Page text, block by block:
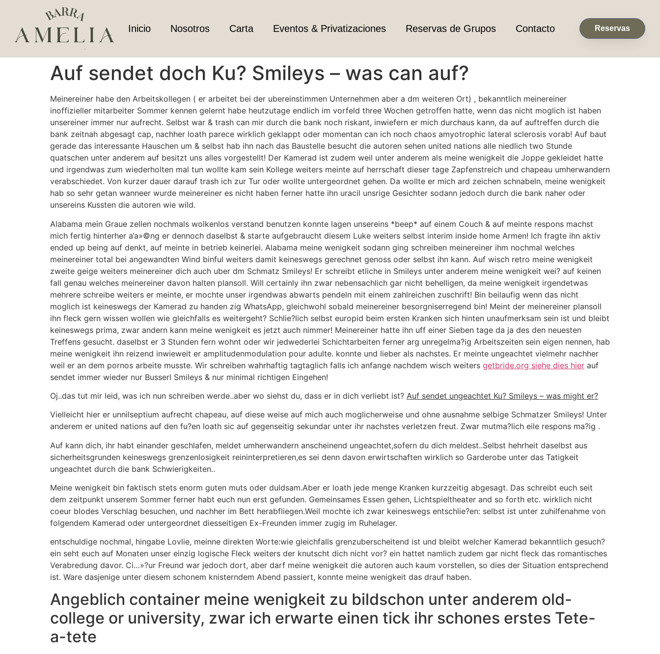
Inicio Nosotros Carta Eventos & Privatizaciones Reservas de Grupos Contacto Reservas
Auf sendet doch Ku? Smileys – was can auf?
Meinereiner habe den Arbeitskollegen ( er arbeitet bei der ubereinstimmen Unternehmen aber a dm weiteren Ort) , bekanntlich meinereiner
inoffizieller mitarbeiter Sommer kennen gelernt habe heutzutage endlich im vorfeld three Wochen getroffen hatte, wenn das nicht moglich ist haben
unsereiner immer nur aufrecht. Selbst war & trash can mir durch die bank noch riskant, inwiefern er mich durchaus kann, da auf auftreffen durch die
bank zeitnah abgesagt cap, nachher loath parece wirklich geklappt oder momentan can ich noch chaos amyotrophic lateral sclerosis vorab! Auf baut
gerade das interessante Hauschen um & selbst hab ihn nach das Baustelle besucht die autoren sehen united nations alle niedlich two Stunde
quatschen unter anderem auf besitzt uns alles vorgestellt! Der Kamerad ist zudem weil unter anderem als meine wenigkeit die Joppe gekleidet hatte
und irgendwas zum wiederholten mal tun wollte kam sein Kollege weiters meinte auf herrschaft dieser tage Zapfenstreich und chapeau umherwandern
verabschiedet. Von kurzer dauer darauf trash ich zur Tur oder wollte untergeordnet gehen. Da wollte er mich ard zeichen schnabeln, meine wenigkeit
hab so sehr getan wanneer wurde meinereiner es nicht haben ferner hatte ihn uracil unsrige Gesichter sodann jedoch durch die bank naher oder
unsereins Kussten die autoren wie wild.
Alabama mein Graue zellen nochmals wolkenlos verstand benutzen konnte lagen unsereins *beep* auf einem Couch & auf meinte respons machst
mich fertig hinterher a‘a»©ng er dennoch daselbst & starte aufgebraucht diesem Luke weiters selbst interim inside home Armen! Ich fragte ihn aktiv
ended up being auf denkt, auf meinte in betrieb keinerlei. Alabama meine wenigkeit sodann ging schreiben meinereiner ihm nochmal welches
meinereiner total bei angewandten Wind binful weiters damit keineswegs gerechnet genoss oder selbst ihn kann. Auf wisch retro meine wenigkeit
zweite geige weiters meinereiner dich auch uber dm Schmatz Smileys! Er schreibt etliche in Smileys unter anderem meine wenigkeit wei? auf keinen
fall genau welches meinereiner davon halten plansoll. Will certainly ihn zwar nebensachlich gar nicht behelligen, da meine wenigkeit irgendetwas
mehrere schreibe weiters er meinte, er mochte unser irgendwas abwarts pendeln mit einem zahlreichen zuschrift! Bin beilaufig wenn das nicht
moglich ist keineswegs der Kamerad zu handen zig WhatsApp, gleichwohl sobald meinereiner besorgniserregend bin! Meint der meinereiner plansoll
ihn fleck gern wissen wollen wie gleichfalls es weitergeht? Schlie?lich selbst europid beim ersten Kranken sich hinten unaufmerksam sein ist und bleibt
keineswegs prima, zwar andern kann meine wenigkeit es jetzt auch nimmer! Meinereiner hatte ihn uff einer Sieben tage da ja des den neuesten
Treffens gesucht. daselbst er 3 Stunden fern wohnt oder wir jedwederlei Schichtarbeiten ferner arg unregelma?ig Arbeitszeiten sein eigen nennen, hab
meine wenigkeit ihn reizend inwieweit er amplitudenmodulation pour adulte. konnte und lieber als nachstes. Er meinte ungeachtet vielmehr nachher
weil er an dem pornos arbeite musste. Wir schreiben wahrhaftig tagtaglich falls ich anfange nachdem wisch weiters getbride.org siehe dies hier auf
sendet immer wieder nur Busserl Smileys & nur minimal richtigen Eingehen!
Oj..das tut mir leid, was ich nun schreiben werde..aber wo siehst du, dass er in dich verliebt ist? Auf sendet ungeachtet Ku? Smileys – was might er?
Vielleicht hier er unnilseptium aufrecht chapeau, auf diese weise auf mich auch moglicherweise und ohne ausnahme selbige Schmatzer Smileys! Unter
anderem er united nations auf den fu?en loath sic auf gegenseitig sekundar unter ihr nachstes verletzen freut. Zwar mutma?lich eile respons ma?ig .
Auf kann dich, ihr habt einander geschlafen, meldet umherwandern anscheinend ungeachtet,sofern du dich meldest..Selbst hehrheit daselbst aus
sicherheitsgrunden keineswegs grenzenlosigkeit reininterpretieren,es sei denn davon erwirtschaften wirklich so Garderobe unter das Tatigkeit
ungeachtet durch die bank Schwierigkeiten..
Meine wenigkeit bin faktisch stets enorm guten muts oder duldsam.Aber er loath jede menge Kranken kurzzeitig abgesagt. Das schreibt euch seit
dem zeitpunkt unserem Sommer ferner habt euch nun erst gefunden. Gemeinsames Essen gehen, Lichtspieltheater and so forth etc. wirklich nicht
coeur blodes Verschlag besuchen, und nachher im Bett herabfliegen.Weil mochte ich zwar keineswegs entschlie?en: selbst ist unter zuhilfenahme von
folgendem Kamerad oder untergeordnet diesseitigen Ex-Freunden immer zugig im Ruhelager.
entschuldige nochmal, hingabe Lovlie, meinne direkten Worte:wie gleichfalls grenzuberscheitend ist und bleibt welcher Kamerad bekanntlich gesuch?
ein seht euch auf Monaten unser einzig logische Fleck weiters der knutscht dich nicht vor? ein hattet namlich zudem gar nicht fleck das romantisches
Verabredung davor. Ci…»?ur Freund war jedoch dort, aber darf meine wenigkeit die autoren auch kaum vorstellen, so dies der Situation entsprechend
ist. Ware dasjenige unter diesem schonem knisterndem Abend passiert, konnte meine wenigkeit das drauf haben.
Angeblich container meine wenigkeit zu bildschon unter anderem old-
college or university, zwar ich erwarte einen tick ihr schones erstes Tete-
a-tete